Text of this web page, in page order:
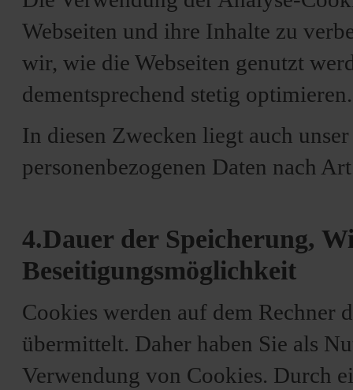
Webseiten und ihre Inhalte zu
wir, wie die Webseiten genutzt
dementsprechend stetig optimieren.
In diesen Zwecken liegt auch
personenbezogenen Daten nach
4.Dauer der Speicherung,
Beseitigungsmöglichkeit
Cookies werden auf dem Rechner
übermittelt. Daher haben Sie als
Verwendung von Cookies. Durch